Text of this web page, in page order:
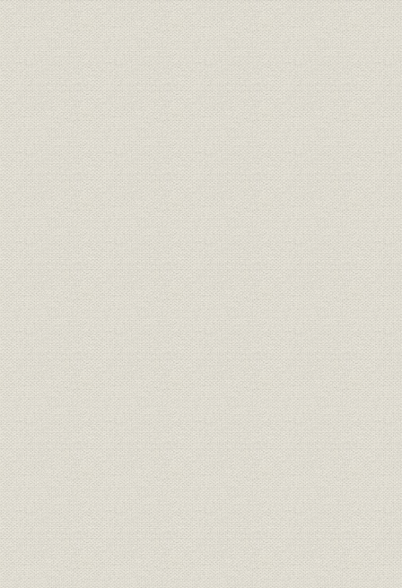
第1節 世界恐慌からの回復
1. 恐慌から景気回復へ
2. 市場環境の変化と通信機工業
第2節 住友への経営委託と積極経営
1. 住友への経営委託
2. 積極方針への転換
第3節 搬送機器の開発と無線部門への進出
1. 自動交換機市場の競争と協調
2. 搬送機器の自主開発
3. 大出力放送機の開発と真空管製造の本格化
4. 自主技術開発の拡大と新製品開発
第4節 工場新設と関係会社の増加
1. 既存工場の拡張と玉川向工場の新設
2. 関係会社の拡大
第5節 業績の回復
1. 資金運用と資金調達